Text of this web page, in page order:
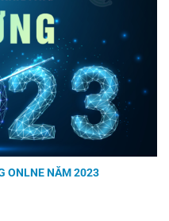
ONLNE NĂM 2023